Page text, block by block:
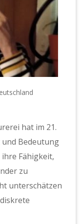
hat im 21.
Bedeutung
Fähigkeit,
zu
unterschätzen